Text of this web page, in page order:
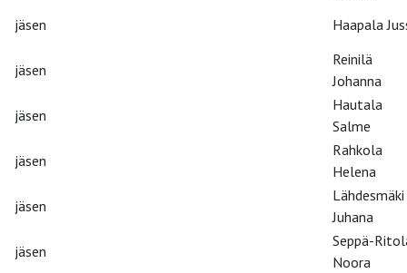
jäsen
Haapala
jäsen
Reinilä
Johanna
jäsen
Hautala
Salme
jäsen
Rahkola
Helena
jäsen
Lähdesmäki
Juhana
jäsen
Seppä-
Noora